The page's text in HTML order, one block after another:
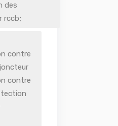
des
rccb;
contre
contre